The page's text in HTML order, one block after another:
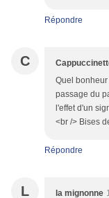
Répondre
C
Quel
passage du
l'effet d'un
<br /> Bises
Répondre
L la mignonne